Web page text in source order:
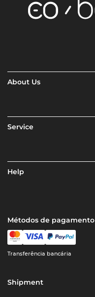
About Us
Service
Help
Métodos de pagamento
Transferência bancária
Shipment